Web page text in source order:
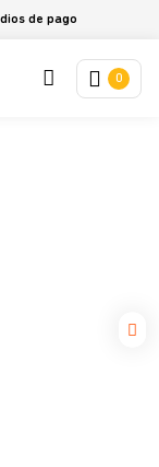
de pago
0